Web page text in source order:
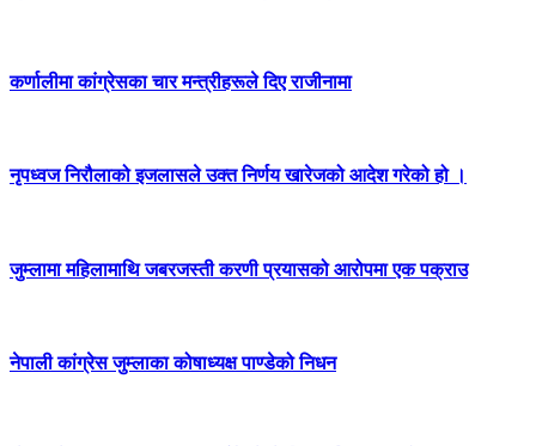
कर्णालीमा कांग्रेसका चार मन्त्रीहरूले दिए राजीनामा
नृपध्वज निरौलाको इजलासले उक्त निर्णय खारेजको आदेश गरेको हो ।
जुम्लामा महिलामाथि जबरजस्ती करणी प्रयासको आरोपमा एक पक्राउ
नेपाली कांग्रेस जुम्लाका कोषाध्यक्ष पाण्डेको निधन